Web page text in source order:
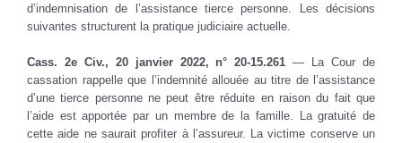
d’indemnisation de l’assistance tierce personne. Les décisions
suivantes structurent la pratique judiciaire actuelle.
Cass. 2e Civ., 20 janvier 2022, n° 20-15.261 — La Cour de
cassation rappelle que l’indemnité allouée au titre de l’assistance
d’une tierce personne ne peut être réduite en raison du fait que
l’aide est apportée par un membre de la famille. La gratuité de
cette aide ne saurait profiter à l’assureur. La victime conserve un